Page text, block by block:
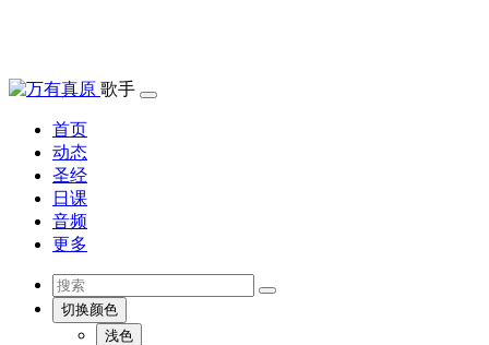
歌手
首页
动态
圣经
日课
音频
更多
切换颜色
浅色